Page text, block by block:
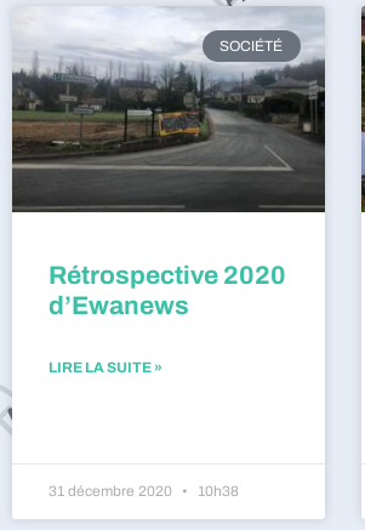
SOCIÉTÉ
Rétrospective 2020
d’Ewanews
LIRE LA SUITE »
31 décembre 2020 10h38